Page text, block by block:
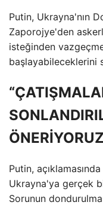
Putin, Ukrayna'nın
Zaporojye'den
isteğinden
başlayabileceklerini
Putin,
Ukrayna'ya gerçek
Sorunun